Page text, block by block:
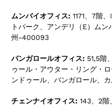
ムンバイオフィス: 1171、7階
トパーク、アンデリ（E）ムン
州-400093
バンガロールオフィス: 51,5階
ゥール・アウター・リング・
ンドゥール、バンガロール、
チェンナイオフィス: 143、2階